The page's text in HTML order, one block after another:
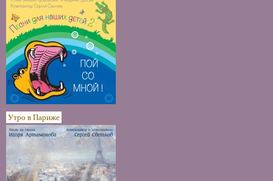
Утро в Париже